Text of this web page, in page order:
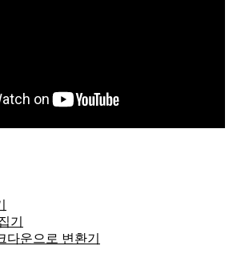
기
다운으로 변환기